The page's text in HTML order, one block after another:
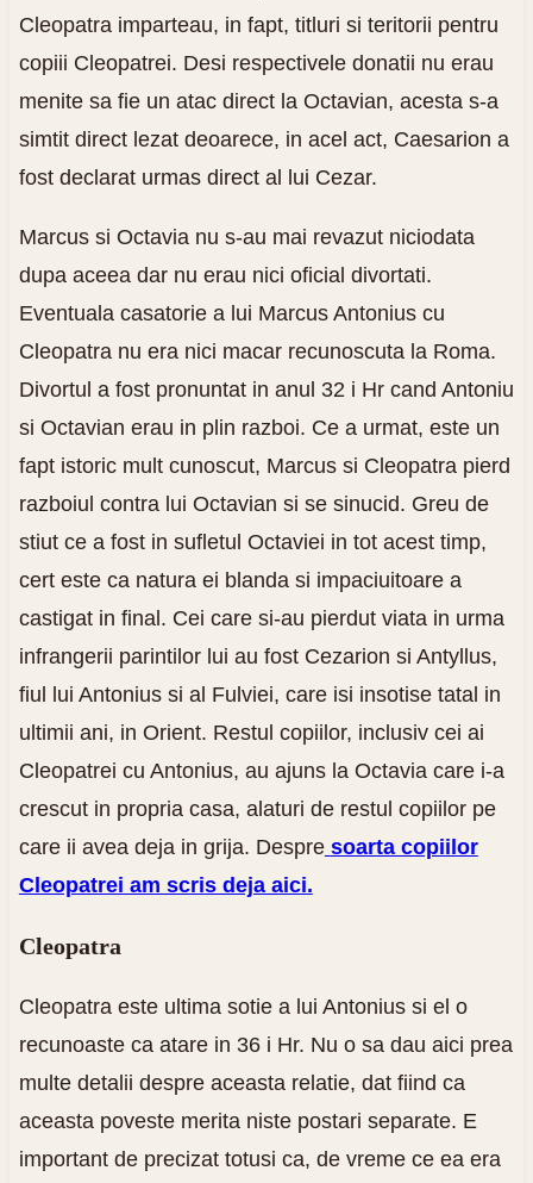
Cleopatra imparteau, in fapt, titluri si teritorii pentru
copiii Cleopatrei. Desi respectivele donatii nu erau
menite sa fie un atac direct la Octavian, acesta s-a
simtit direct lezat deoarece, in acel act, Caesarion a
fost declarat urmas direct al lui Cezar.
Marcus si Octavia nu s-au mai revazut niciodata
dupa aceea dar nu erau nici oficial divortati.
Eventuala casatorie a lui Marcus Antonius cu
Cleopatra nu era nici macar recunoscuta la Roma.
Divortul a fost pronuntat in anul 32 i Hr cand Antoniu
si Octavian erau in plin razboi. Ce a urmat, este un
fapt istoric mult cunoscut, Marcus si Cleopatra pierd
razboiul contra lui Octavian si se sinucid. Greu de
stiut ce a fost in sufletul Octaviei in tot acest timp,
cert este ca natura ei blanda si impaciuitoare a
castigat in final. Cei care si-au pierdut viata in urma
infrangerii parintilor lui au fost Cezarion si Antyllus,
fiul lui Antonius si al Fulviei, care isi insotise tatal in
ultimii ani, in Orient. Restul copiilor, inclusiv cei ai
Cleopatrei cu Antonius, au ajuns la Octavia care i-a
crescut in propria casa, alaturi de restul copiilor pe
care ii avea deja in grija. Despre soarta copiilor
Cleopatrei am scris deja aici.
Cleopatra
Cleopatra este ultima sotie a lui Antonius si el o
recunoaste ca atare in 36 i Hr. Nu o sa dau aici prea
multe detalii despre aceasta relatie, dat fiind ca
aceasta poveste merita niste postari separate. E
important de precizat totusi ca, de vreme ce ea era